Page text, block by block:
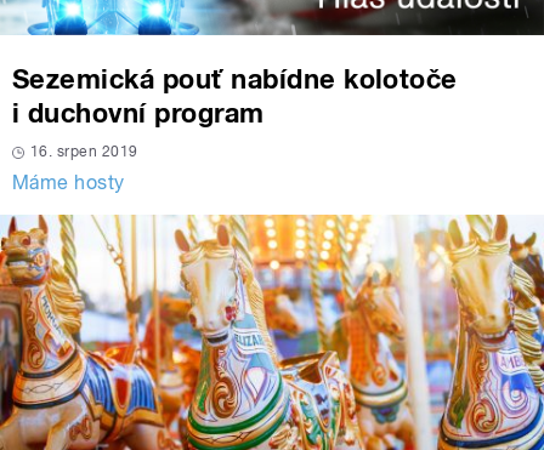
Sezemická pouť nabídne kolotoče
i duchovní program
16. srpen 2019
Máme hosty